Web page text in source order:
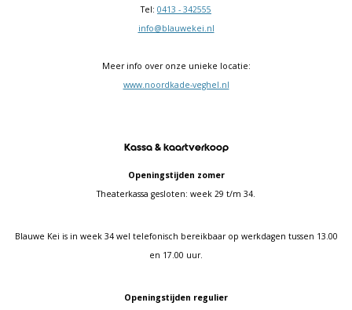
Tel: 0413 - 342555
info@blauwekei.nl
Meer info over onze unieke locatie:
www.noordkade-veghel.nl
Kassa & kaartverkoop
Openingstijden zomer
Theaterkassa gesloten: week 29 t/m 34.
Blauwe Kei is in week 34 wel telefonisch bereikbaar op werkdagen tussen 13.00
en 17.00 uur.
Openingstijden regulier